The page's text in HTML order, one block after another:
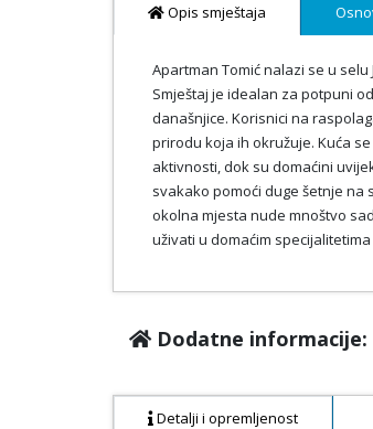
Opis smještaja
Apartman Tomić nalazi se u
Smještaj je idealan za potpuni
današnjice. Korisnici na
prirodu koja ih okružuje. Kuća
aktivnosti, dok su domaćini
svakako pomoći duge šetnje na
okolna mjesta nude mnoštvo
uživati u domaćim
Dodatne informacije:
Detalji i opremljenost